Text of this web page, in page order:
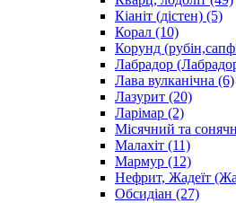
Кіаніт (дістен) (5)
Корал (10)
Корунд
Лабрадор
Лава вулканічна (6)
Лазурит (20)
Ларімар (2)
Місячний та
Малахіт (11)
Мармур (12)
Нефрит, Жадеїт
Обсидіан (27)